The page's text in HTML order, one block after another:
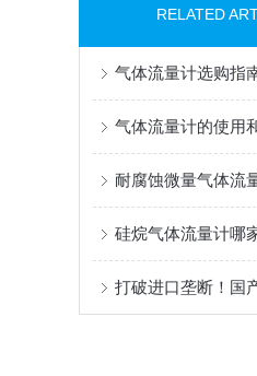
RELATED
气体流量计的使用